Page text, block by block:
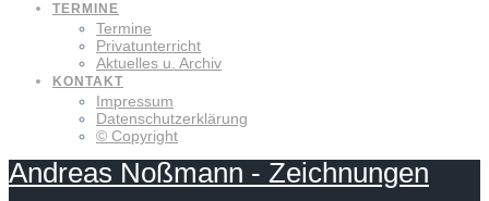
TERMINE
Termine
Privatunterricht
Aktuelles u. Archiv
KONTAKT
Impressum
Datenschutzerklärung
© Copyright
Andreas Noßmann - Zeichnungen